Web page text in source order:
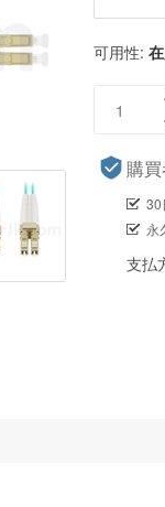
可用性:
購
30
永
支払